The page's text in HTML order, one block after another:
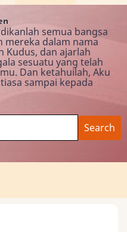
semua bangsa
mereka dalam nama
Kudus, dan ajarlah
sesuatu yang telah
Dan ketahuilah, Aku
sampai kepada